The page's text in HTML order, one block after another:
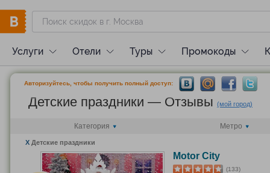
Услуги Отели Туры Промокоды
Авторизуйтесь, чтобы получить полный доступ:
Детские праздники — Отзывы (мой город)
Категория Метро
X Детские праздники
Motor City
(133)